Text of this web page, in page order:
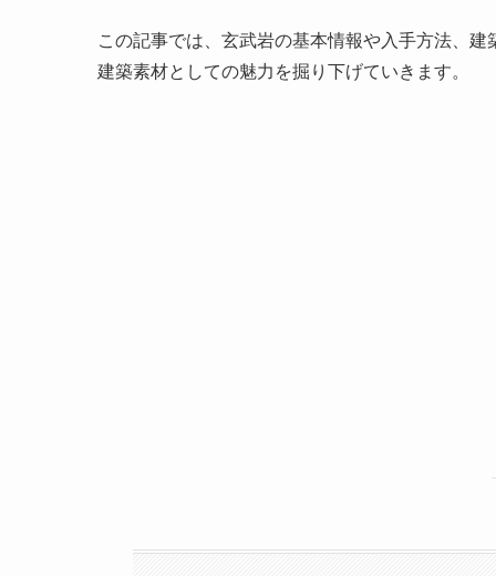
この記事では、玄武岩の基本情報や入手方法、
建築素材としての魅力を掘り下げていきます。